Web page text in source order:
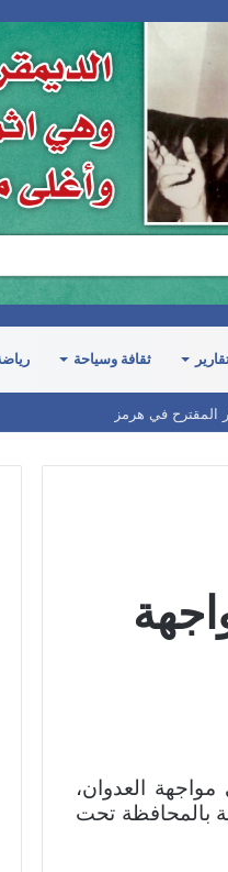
ثقافة وسياحة
المقترح في هرمز
مواجهة العدوان،
بالمحافظة تحت